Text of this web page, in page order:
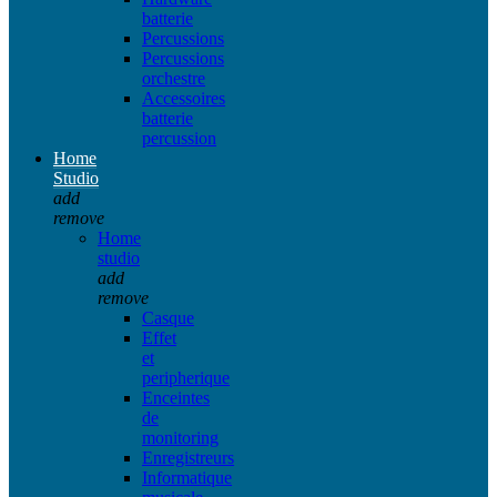
batterie
Percussions
Percussions
orchestre
Accessoires
batterie
percussion
Home
Studio
add
remove
Home
studio
add
remove
Casque
Effet
et
peripherique
Enceintes
de
monitoring
Enregistreurs
Informatique